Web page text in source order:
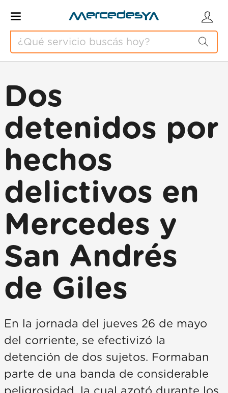
Dos
detenidos por
hechos
delictivos en
Mercedes y
San Andrés
de Giles
En la jornada del jueves 26 de mayo
del corriente, se efectivizó la
detención de dos sujetos. Formaban
parte de una banda de considerable